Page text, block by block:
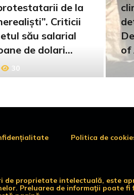
de la
Criticii
său salarial
de dolari
30
of
Politica de
proprietate intelectuală, este
Preluarea de informaţii poate